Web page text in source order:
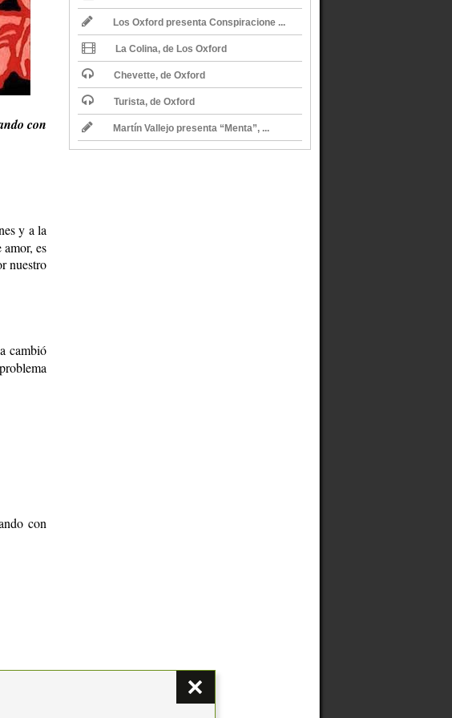
con
y a la
es
nuestro
cambió
con
Los Oxford presenta Conspiracione ...
La Colina, de Los Oxford
Chevette, de Oxford
Turista, de Oxford
Martín Vallejo presenta “Menta”, ...